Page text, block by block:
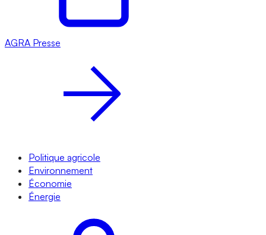
AGRA Presse
Politique agricole
Environnement
Économie
Énergie